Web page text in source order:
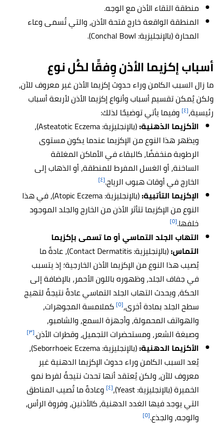
منطقة التقاء الأذن مع الوجه.
المنطقة الواقعة خارج فتحة الأذن، والتي تُسمى وعاء
المحارة (بالإنجليزية: Conchal Bowl).
أسباب إكزيما الأذن وِفقًا لكُل نوع
ما زال السبب الكامن وراء حدوث إكزيما الأذن غير معروف للآن،
ولكن يُمكن تقسيم أسباب وأنواع إكزيما الأذن لأربعة أسباب
رئيسية،[٤]
وفيما يأتي توضيحًا لذلك:
الأكزيما الذهنية:
(بالإنجليزية: Asteatotic Eczema)،
ويظهر هذا النوع من الإكزيما عندما يكون مستوى
الرطوبة منخفضًا، كالبقاء في الأماكن المغلقة
الساخنة، أو الغسل المفرط للمنطقة، أو الذهاب إلى
الخارج في أوقات هبوب الرياح.[٤]
الإكزيما التأتبية:
(بالإنجليزية: Atopic Eczema)، في هذا
النوع من الإكزيما تتأثر الأذن من الخارج والجلد الموجود
خلفها.[٥]
التهاب الجلد التماسي أو ما تسمى بإكزيما
التماس:
(بالإنجليزية: Contact Dermatitis)، عادةً ما
يُصيب هذا النوع من الإكزيما الأذن الخارجية؛ إذ يتسبب
في جفاف الجلد، وظهوره باللون الأحمر، بالإضافة إلى
الحكة، ويحدث التهاب الجلد التماسي عادةً نتيجةً لتهيج
سطح الجلد بمادة أخرى،[٥]
كملامسة المجوهرات،
والهواتف المحمولة، وأجهزة السمع، والشامبو،
وصبغة الشعر، ومستحضرات التجميل، وقطرات الأذن.[٣]
الأكزيما الدهنية:
(بالإنجليزية: Seborrhoeic Eczema)،
يُعد السبب الكامن وراء حدوث الإكزيما الدهنية غير
معروف للآن، ولكن يُعتقد أنها تحدث نتيجةً لفرط نمو
الخميرة (بالإنجليزية: Yeast)،
[٤]
وعادةً ما تُصيب المناطق
التي يوجد فيها الغدد الدهنية، كالأذنين، وفروة الرأس،
والوجه، والجذع.[٥]